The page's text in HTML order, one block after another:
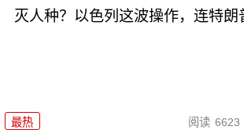
灭人种？以色列这波操作，连特朗
最热 阅读 6623